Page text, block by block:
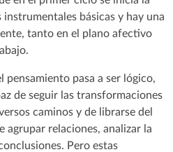
básicas y hay una
tanto en el plano afectivo
pensamiento pasa a ser lógico,
de seguir las transformaciones
caminos y de librarse del
agrupar relaciones, analizar la
Pero estas